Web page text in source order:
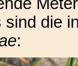
die
: